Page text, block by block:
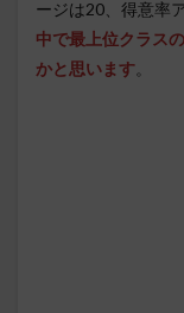
ージは20、得意率
中で最上位クラス
かと思います。